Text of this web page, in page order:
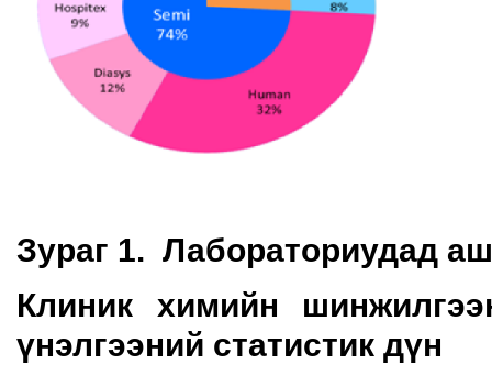
Зураг 1. Лабораториудад
Клиник химийн
үнэлгээний статистик дүн